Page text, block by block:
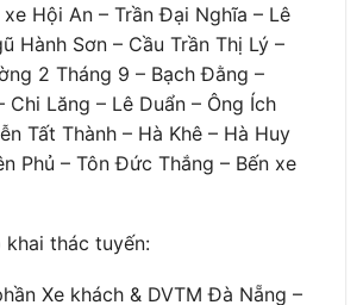
Hội An – Trần Đại Nghĩa – Lê
Hành Sơn – Cầu Trần Thị Lý –
2 Tháng 9 – Bạch Đằng –
Chi Lăng – Lê Duẩn – Ông Ích
Tất Thành – Hà Khê – Hà Huy
Phủ – Tôn Đức Thắng – Bến xe
khai thác tuyến:
Xe khách & DVTM Đà Nẵng –